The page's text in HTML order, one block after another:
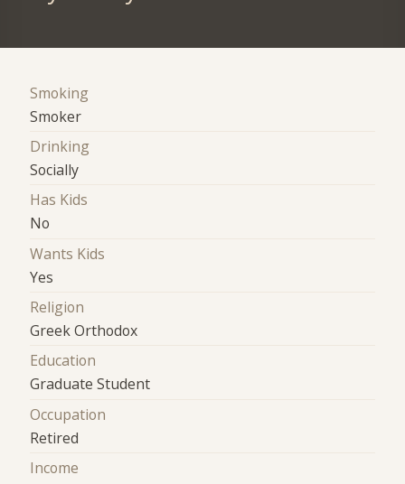
Smoking
Smoker
Drinking
Socially
Has Kids
No
Wants Kids
Yes
Religion
Greek Orthodox
Education
Graduate Student
Occupation
Retired
Income